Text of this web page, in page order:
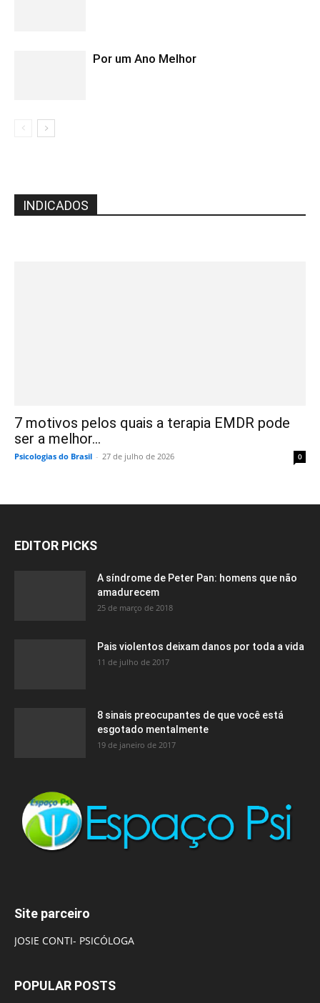
Por um Ano Melhor
INDICADOS
7 motivos pelos quais a terapia EMDR pode
ser a melhor...
Psicologias do Brasil - 27 de julho de 2026 0
EDITOR PICKS
A síndrome de Peter Pan: homens que não
amadurecem
25 de março de 2018
Pais violentos deixam danos por toda a vida
11 de julho de 2017
8 sinais preocupantes de que você está
esgotado mentalmente
19 de janeiro de 2017
Site parceiro
JOSIE CONTI- PSICÓLOGA
POPULAR POSTS